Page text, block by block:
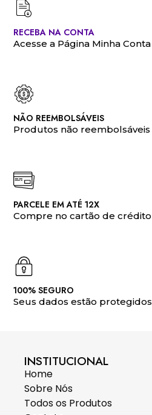
RECEBA NA CONTA
Acesse a Página Minha Conta
NÃO REEMBOLSÁVEIS
Produtos não reembolsáveis
PARCELE EM ATÉ 12X
Compre no cartão de crédito
100% SEGURO
Seus dados estão protegidos
INSTITUCIONAL
Home
Sobre Nós
Todos os Produtos